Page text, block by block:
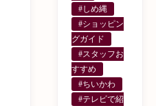
#しめ縄
#ショッピン
グガイド
#スタッフお
すすめ
#ちいかわ
#テレビで紹